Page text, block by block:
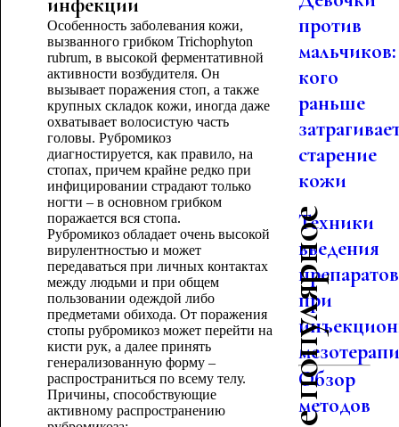
Особенность заболевания кожи,
вызванного грибком Trichophyton
rubrum, в высокой ферментативной
активности возбудителя. Он
вызывает поражения стоп, а также
крупных складок кожи, иногда даже
охватывает волосистую часть
головы. Рубромикоз
диагностируется, как правило, на
стопах, причем крайне редко при
инфицировании страдают только
ногти – в основном грибком
поражается вся стопа.
Рубромикоз обладает очень высокой
вирулентностью и может
передаваться при личных контактах
между людьми и при общем
пользовании одеждой либо
предметами обихода. От поражения
стопы рубромикоз может перейти на
кисти рук, а далее принять
генерализованную форму –
распространиться по всему телу.
Причины, способствующие
активному распространению
против
мальчиков:
кого
раньше
старение
кожи
Самое популярное
Техники
введения
препаратов
при
Обзор
методов